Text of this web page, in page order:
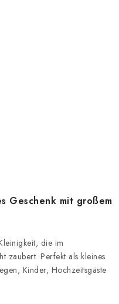
Geschenk mit großem
die im
zaubert. Perfekt als kleines
Kinder, Hochzeitsgäste